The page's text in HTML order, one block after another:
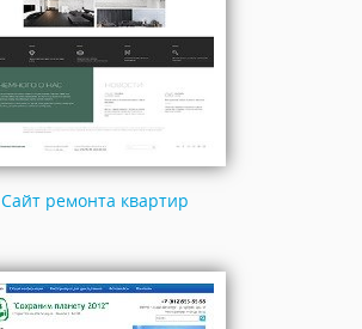
Сайт ремонта квартир